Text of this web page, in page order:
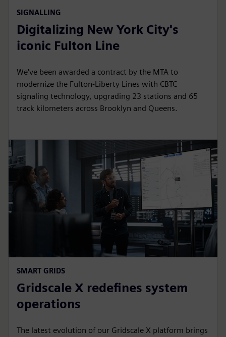
SIGNALLING
Digitalizing New York City's
iconic Fulton Line
We've been awarded a contract by the MTA to
modernize the Fulton-Liberty Lines with CBTC
signaling technology, upgrading 23 stations and 65
track kilometers across Brooklyn and Queens.
SMART GRIDS
Gridscale X redefines system
operations
The latest evolution of our Gridscale X platform brings